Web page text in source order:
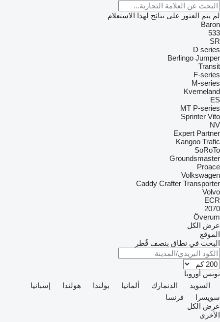
لم يتم العثور على نتائج لهذا الاستعلام
Baron
533
SR
D series
Berlingo Jumper
Transit
F-series
M-series
Kverneland
ES
MT P-series
Sprinter Vito
NV
Expert Partner
Kangoo Trafic
SoRoTo
Groundsmaster
Proace
Volkswagen
Caddy Crafter Transporter
Volvo
ECR
2070
Överum
عرض الكل
الموقع
البحث في نطاق بنصف قُطر
تونس أوروبا
السويد
الدنمارك ألمانيا بولندا هولندا
إسبانيا
سويسرا
فرنسا
عرض الكل
الأخرى